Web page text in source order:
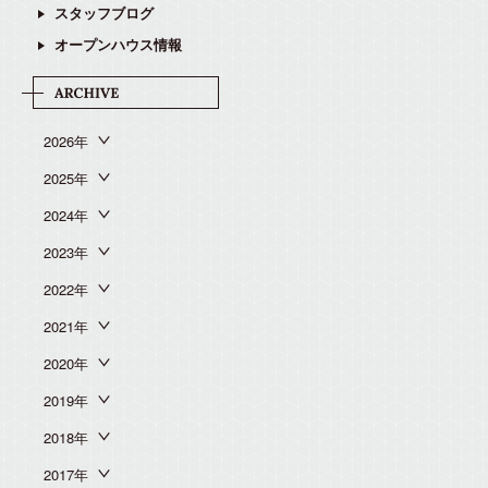
スタッフブログ
オープンハウス情報
2026年
2025年
2024年
2023年
2022年
2021年
2020年
2019年
2018年
2017年